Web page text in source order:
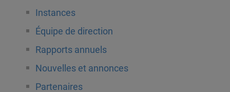
Instances
Équipe de direction
Rapports annuels
Nouvelles et annonces
Partenaires